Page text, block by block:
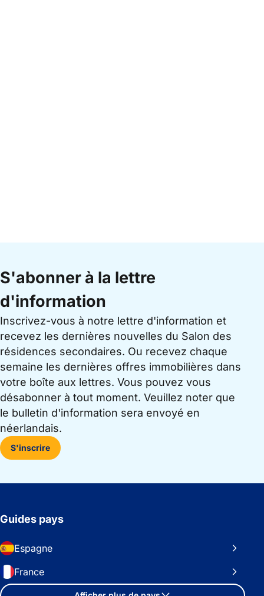
S'abonner à la lettre
d'information
Inscrivez-vous à notre lettre d'information et
recevez les dernières nouvelles du Salon des
résidences secondaires. Ou recevez chaque
semaine les dernières offres immobilières dans
votre boîte aux lettres. Vous pouvez vous
désabonner à tout moment. Veuillez noter que
le bulletin d'information sera envoyé en
néerlandais.
S'inscrire
Guides pays
Espagne
France